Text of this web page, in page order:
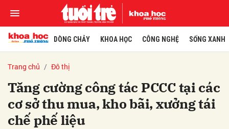
DÒNG CHẢY KHOA HỌC CÔNG NGHỆ SỐNG XANH
Trang chủ Đô thị
Tăng cường công tác PCCC tại các
cơ sở thu mua, kho bãi, xưởng tái
chế phế liệu